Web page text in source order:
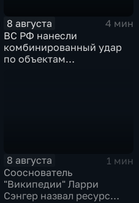
8 августа
4 мин
ВС РФ нанесли
комбинированный удар
по объектам
8 августа
1 мин
Сооснователь
"Википедии" Ларри
Сэнгер назвал ресурс